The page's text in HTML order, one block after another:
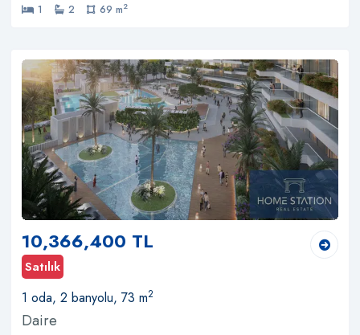
1 2 69 m2
10,366,400 TL
Satılık
1 oda, 2 banyolu, 73 m2
Daire